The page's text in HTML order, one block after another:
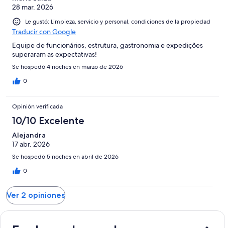
opiniones
28 mar. 2026
Le gustó: Limpieza, servicio y personal, condiciones de la propiedad
Traducir con Google
Equipe de funcionários, estrutura, gastronomia e expedições
superaram as expectativas!
Se hospedó 4 noches en marzo de 2026
0
Opinión verificada
10/10 Excelente
Alejandra
17 abr. 2026
Se hospedó 5 noches en abril de 2026
0
Ver 2 opiniones